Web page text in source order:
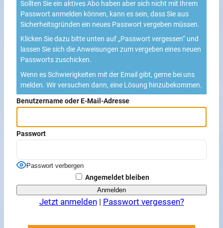
Sollten Sie ein aktives Abo haben aber sich nicht mit Ihrem
Passwort anmelden können, kann es sein, dass Sie aus
Sicherheitsgründen ein neues Passwort vergeben müssen.
Klicken Sie dazu bitte unten auf „Passwort vergessen“ und
lassen Sie sich die Anweisungen zum vergeben eines neuen
Passworts zuschicken.
Wenn es Schwierigkeiten mit der Email gibt, gerne bei uns
melden. Wir versuchen dann, eine Lösung hinzubekommen.
Benutzername oder E-Mail-Adresse
Passwort
Passwort verbergen
Angemeldet bleiben
Jetzt anmelden| Passwort vergessen?